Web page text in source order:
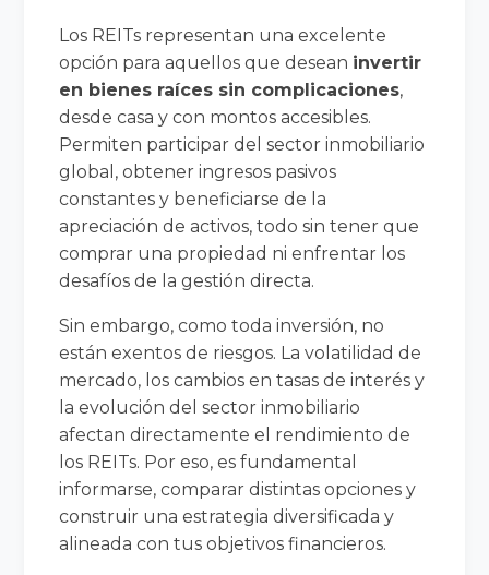
Los REITs representan una excelente
opción para aquellos que desean invertir
en bienes raíces sin complicaciones,
desde casa y con montos accesibles.
Permiten participar del sector inmobiliario
global, obtener ingresos pasivos
constantes y beneficiarse de la
apreciación de activos, todo sin tener que
comprar una propiedad ni enfrentar los
desafíos de la gestión directa.
Sin embargo, como toda inversión, no
están exentos de riesgos. La volatilidad de
mercado, los cambios en tasas de interés y
la evolución del sector inmobiliario
afectan directamente el rendimiento de
los REITs. Por eso, es fundamental
informarse, comparar distintas opciones y
construir una estrategia diversificada y
alineada con tus objetivos financieros.